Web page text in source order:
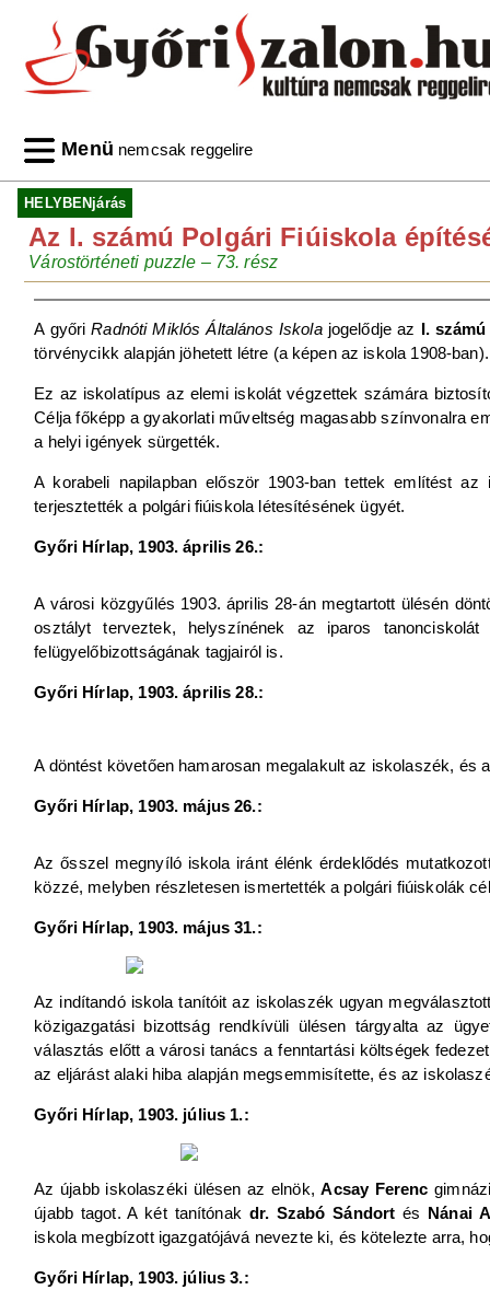
Menü nemcsak reggelire
HELYBENjárás
Az I. számú Polgári Fiúiskola
Várostörténeti puzzle – 73. rész
A győriRadnóti Miklós Általános Iskolajogelődje az I.
törvénycikk alapján jöhetett létre (a képen az iskola 1908-ban).
Ez az iskolatípus az elemi iskolát végzettek számára
Célja főképp a gyakorlati műveltség magasabb színvonalra
a helyi igények sürgették.
A korabeli napilapban először 1903-ban tettek említést
terjesztették a polgári fiúiskola létesítésének ügyét.
Győri Hírlap, 1903. április 26.:
A városi közgyűlés 1903. április 28-án megtartott ülésén
osztályt terveztek, helyszínének az iparos
felügyelőbizottságának tagjairól is.
Győri Hírlap, 1903. április 28.:
A döntést követően hamarosan megalakult az iskolaszék, és
Győri Hírlap, 1903. május 26.:
Az ősszel megnyíló iskola iránt élénk érdeklődés
közzé, melyben részletesen ismertették a polgári fiúiskolák
Győri Hírlap, 1903. május 31.:
Az indítandó iskola tanítóit az iskolaszék ugyan
közigazgatási bizottság rendkívüli ülésen tárgyalta az
választás előtt a városi tanács a fenntartási költségek
az eljárást alaki hiba alapján megsemmisítette, és az
Győri Hírlap, 1903. július 1.:
Az újabb iskolaszéki ülésen az elnök,Acsay Ferenc
újabb tagot. A két tanítónak dr. Szabó Sándort és Nánai
iskola megbízott igazgatójává nevezte ki, és kötelezte arra,
Győri Hírlap, 1903. július 3.: